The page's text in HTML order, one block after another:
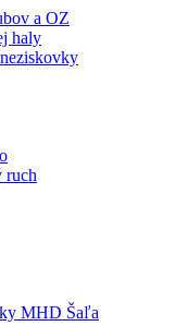
a OZ
haly
ruch
MHD Šaľa